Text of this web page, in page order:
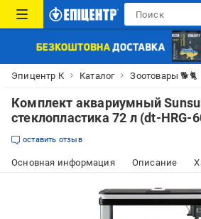
Эпицентр К Каталог Зоотовары 🐕🐈
Комплект аквариумный
стеклопластика 72 л (dt-HRG-
оставить отзыв
Основная информация Описание